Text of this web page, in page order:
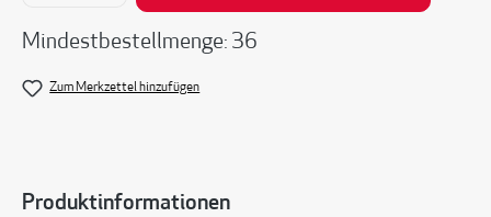
Mindestbestellmenge: 36
Zum Merkzettel hinzufügen
Produktinformationen